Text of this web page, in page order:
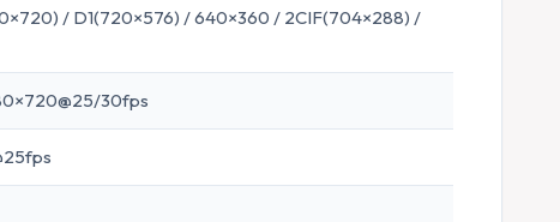
/ D1(720×576) / 640×360 / 2CIF(704×288) /
30fps